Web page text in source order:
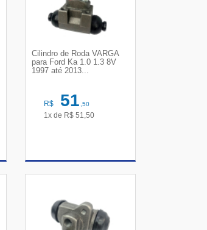
Cilindro de Roda VARGA
para Ford Ka 1.0 1.3 8V
1997 até 2013...
R$ 51,50
1x de R$ 51,50